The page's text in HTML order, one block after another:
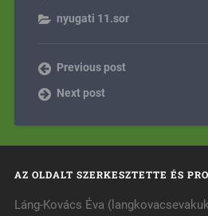
nyugati 11.sor
Previous post
Next post
AZ OLDALT SZERKESZTETTE ÉS
Láng-Kovács Éva